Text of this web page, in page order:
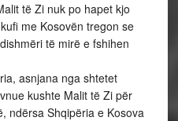
të Zi nuk po hapet kjo
me Kosovën tregon se
të mirë e fshihen
asnjana nga shtetet
kushte Malit të Zi për
ndërsa Shqipëria e Kosova